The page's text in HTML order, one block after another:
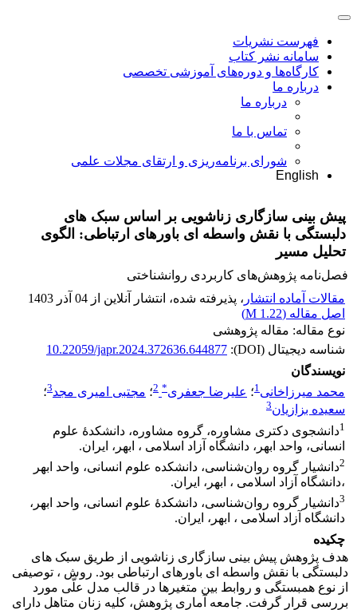
فهرست نشریات
سامانه نشر کتاب
کارگاه‌ها و دوره‌های آموزشی تخصصی
درباره ما
درباره ما
تماس با ما
شورای برنامه‌ریزی و ارتقای مجلات علمی
English
پیش بینی سازگاری زناشویی بر اساس سبک های
دلبستگی با نقش واسطه ای باورهای ارتباطی: الگوی
تحلیل مسیر
فصل‌نامه پژوهش‌های کاربردی روانشناختی
مقالات آماده انتشار ، پذیرفته شده، انتشار آنلاین از 04 آذر 1403
اصل مقاله (1.22 M
)
نوع مقاله: مقاله پژوهشی
شناسه دیجیتال (DOI):
10.22059/japr.2024.372636.644877
نویسندگان
محمد میرزاخانی1؛ علیرضا جعفری*
2؛ مجتبی امیری مجد3؛
سعیده بزازیان3
1دانشجوی دکتری مشاوره، گروه مشاوره، دانشکدۀ علوم
انسانی، واحد ابهر، دانشگاه آزاد اسلامی ، ابهر، ایران.
2دانشیار گروه روان‌شناسی، دانشکده علوم انسانی، واحد ابهر
،دانشگاه آزاد اسلامی ، ابهر، ایران.
3دانشیار گروه روان‌شناسی، دانشکدۀ علوم انسانی، واحد ابهر،
دانشگاه آزاد اسلامی ، ابهر، ایران.
چکیده
هدف پژوهش پیش بینی سازگاری زناشویی از طریق سبک های
دلبستگی با نقش واسطه ای باورهای ارتباطی بود. روش ، توصیفی
از نوع همبستگی و روابط بین متغیرها در قالب مدل علّی مورد
بررسی قرار گرفت. جامعه آماری پژوهش، کلیه زنان متاهل دارای